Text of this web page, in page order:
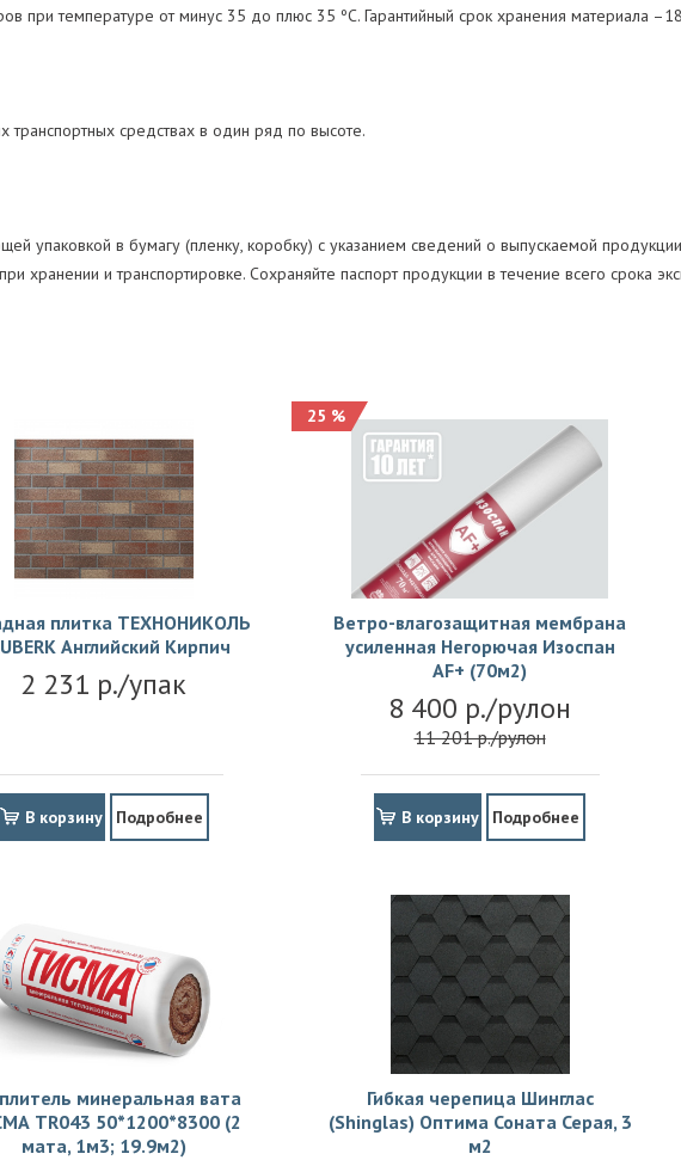
при температуре от минус 35 до плюс 35 ºС. Гарантийный срок хранения материала
транспортных средствах в один ряд по высоте.
упаковкой в бумагу (пленку, коробку) с указанием сведений о выпускаемой
хранении и транспортировке. Сохраняйте паспорт продукции в течение всего срока
плитка ТЕХНОНИКОЛЬ
Английский Кирпич
2 231 р./упак
В корзину Подробнее
25 %
Ветро-влагозащитная мембрана
усиленная Негорючая Изоспан
АF+ (70м2)
8 400 р./рулон
11 201 р./рулон
В корзину Подробнее
минеральная вата
TR043 50*1200*8300 (2
мата, 1м3; 19.9м2)
Гибкая черепица Шинглас
(Shinglas) Оптима Соната Серая, 3
м2